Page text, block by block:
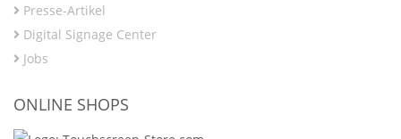
Presse-Artikel
Digital Signage Center
Jobs
ONLINE SHOPS